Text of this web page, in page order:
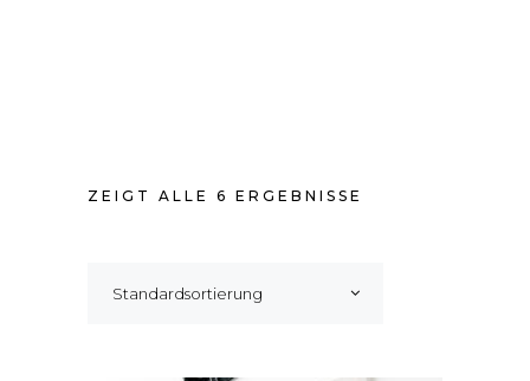
ZEIGT ALLE 6 ERGEBNISSE
Standardsortierung